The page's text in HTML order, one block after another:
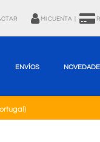
MI CUENTA
ENVÍOS